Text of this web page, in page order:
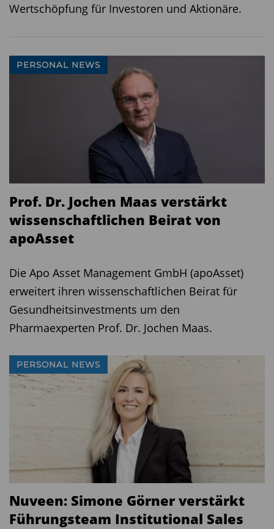
Wertschöpfung für Investoren und Aktionäre.
PERSONAL NEWS
Prof. Dr. Jochen Maas verstärkt
wissenschaftlichen Beirat von
apoAsset
Die Apo Asset Management GmbH (apoAsset)
erweitert ihren wissenschaftlichen Beirat für
Gesundheitsinvestments um den
Pharmaexperten Prof. Dr. Jochen Maas.
PERSONAL NEWS
Nuveen: Simone Görner verstärkt
Führungsteam Institutional Sales